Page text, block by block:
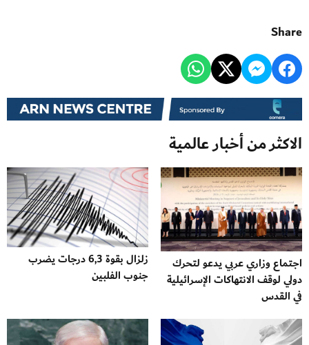
Share
الاكثر من أخبار عالمية
اجتماع وزاري عربي يدعو لتحرك
دولي لوقف الانتهاكات الإسرائيلية
في القدس
زلزال بقوة 6,3 درجات يضرب
جنوب الفلبين